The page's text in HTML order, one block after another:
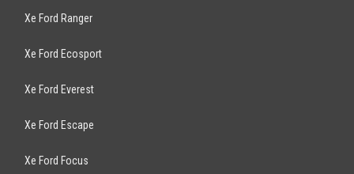
Xe Ford Ranger
Xe Ford Ecosport
Xe Ford Everest
Xe Ford Escape
Xe Ford Focus